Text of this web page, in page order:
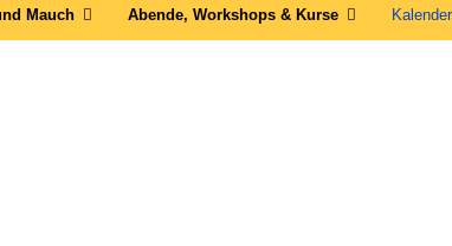
Mauch Abende, Workshops & Kurse Kalender